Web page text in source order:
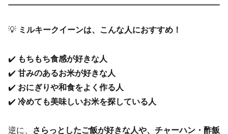
💡 ミルキークイーンは、こんな人におすすめ！
✔️ もちもち食感が好きな人
✔️ 甘みのあるお米が好きな人
✔️ おにぎりや和食をよく作る人
✔️ 冷めても美味しいお米を探している人
逆に、 さらっとしたご飯が好きな人や、チャーハン・酢飯